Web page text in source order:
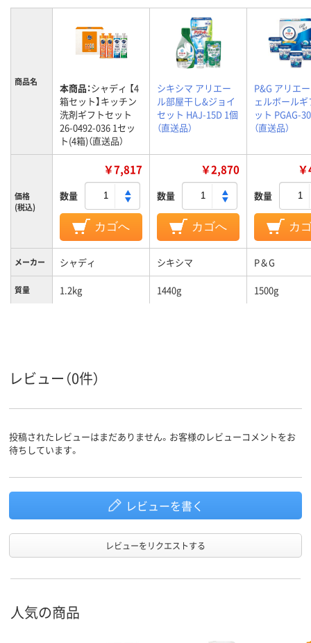
商品名 本商品：シャディ 【4
箱セット】キッチン
洗剤ギフトセット
26-0492-036 1セッ
ト(4箱)（直送品）
シキシマ アリエー
ル部屋干し&ジョイ
セット HAJ-15D 1個
（直送品）
P&G アリエ
ェルボール
ット PGAG-
（直送品）
価格
(税込)
￥7,817
数量
カゴへ
￥2,870
数量
カゴへ
数量
カ
メーカー シャディ シキシマ P＆G
質量 1.2kg 1440g 1500g
レビュー（0件）
投稿されたレビューはまだありません。お客様のレビューコメントをお
待ちしています。
レビューを書く
レビューをリクエストする
人気の商品